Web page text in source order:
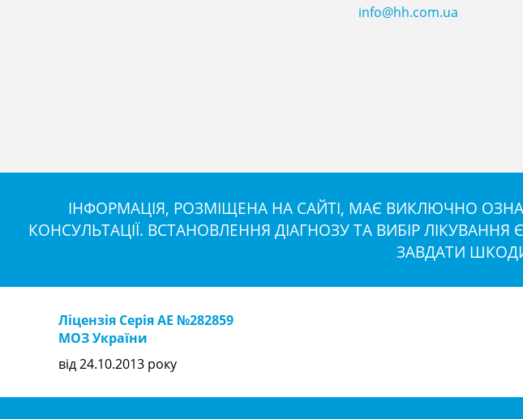
info@hh.com.ua
ІНФОРМАЦІЯ, РОЗМІЩЕНА НА САЙТІ, МАЄ ВИКЛЮЧНО
КОНСУЛЬТАЦІЇ. ВСТАНОВЛЕННЯ ДІАГНОЗУ ТА ВИБІР
ЗАВДАТИ
Ліцензія Серія АЕ №282859
МОЗ України
від 24.10.2013 року